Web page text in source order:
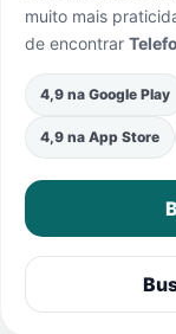
muito mais
de encontrar
4,9 na Google Play
4,9 na App Store